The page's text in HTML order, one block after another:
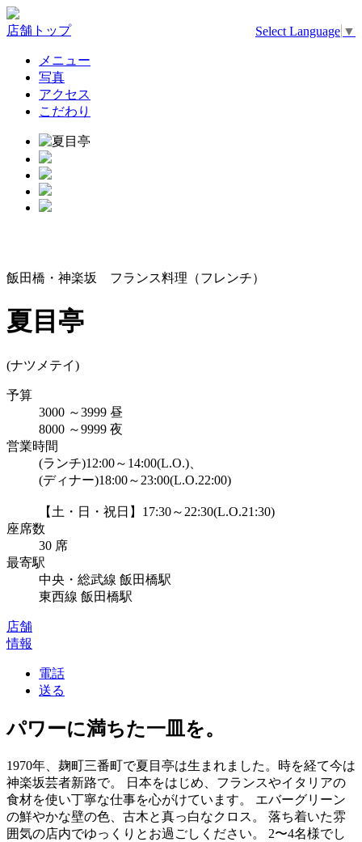
店舗トップ Select Language ▼
メニュー
写真
アクセス
こだわり
飯田橋・神楽坂 フランス料理（フレンチ）
夏目亭
(ナツメテイ)
予算
3000 ～3999 昼
8000 ～9999 夜
営業時間
(ランチ)12:00～14:00(L.O.)、
(ディナー)18:00～23:00(L.O.22:00)
【土・日・祝日】17:30～22:30(L.O.21:30)
座席数
30 席
最寄駅
中央・総武線 飯田橋駅
東西線 飯田橋駅
店舗
情報
電話
送る
パワーに満ちた一皿を。
1970年、麹町三番町で夏目亭は生まれました。時を経て今は
神楽坂芸者新路で。 日本をはじめ、フランスやイタリアの
食材を使い丁寧な仕事を心がけています。 エバーグリーン
の鮮やかな壁の色、古木と真っ白なクロス。 落ち着いた雰
囲気の店内でゆっくりとお過ごしください。 2〜4名様でし